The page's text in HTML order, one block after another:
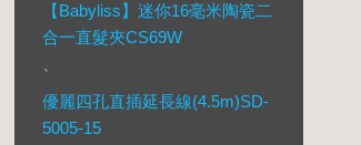
【Babyliss】迷你16毫米陶瓷二
合一直髮夾CS69W
優麗四孔直插延長線(4.5m)SD-
5005-15